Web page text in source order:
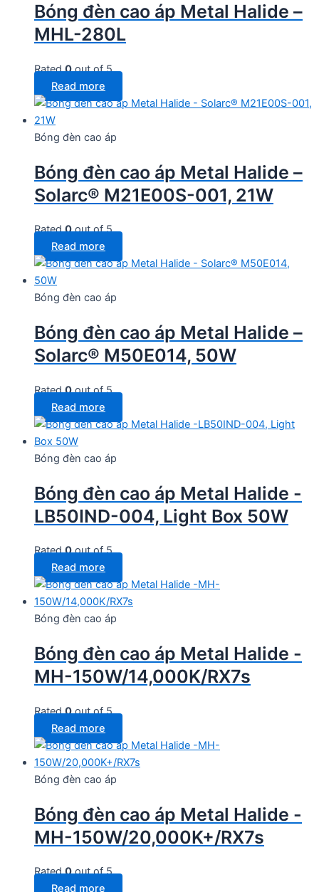
Bóng đèn cao áp Metal Halide –
MHL-280L
Rated0out of 5
Read more
Bóng đèn cao áp
Bóng đèn cao áp Metal Halide –
Solarc® M21E00S-001, 21W
Rated0out of 5
Read more
Bóng đèn cao áp
Bóng đèn cao áp Metal Halide –
Solarc® M50E014, 50W
Rated0out of 5
Read more
Bóng đèn cao áp
Bóng đèn cao áp Metal Halide -
LB50IND-004, Light Box 50W
Rated0out of 5
Read more
Bóng đèn cao áp
Bóng đèn cao áp Metal Halide -
MH-150W/14,000K/RX7s
Rated0out of 5
Read more
Bóng đèn cao áp
Bóng đèn cao áp Metal Halide -
MH-150W/20,000K+/RX7s
Rated0out of 5
Read more